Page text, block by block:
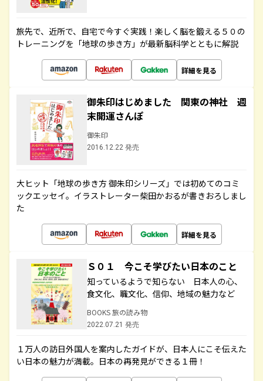
旅先で、近所で、自宅で今すぐ実践！楽しく脳を鍛える５０の
トレーニングを「地球の歩き方」が最新脳科学とともに解説
詳細を見る
御朱印はじめました 関東の神社 週
末開運さんぽ
御朱印
2016.12.22 発売
大ヒット「地球の歩き方 御朱印シリーズ」では初めてのコミ
ックエッセイ。イラストレーター柴田かおるが書きおろしまし
た
詳細を見る
Ｓ０１ 今こそ学びたい日本のこと
知っているようで知らない 日本人の心、
食文化、職文化、信仰、地域の魅力など
BOOKS 旅の読み物
2022.07.21 発売
１万人の訪日外国人を案内したガイドが、日本人にこそ伝えた
い日本の魅力が満載。日本の再発見ができる１冊！